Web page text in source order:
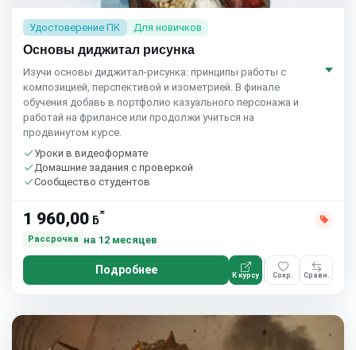
Удостоверение ПК Для новичков
Основы диджитал рисунка
Изучи основы диджитал-рисунка: принципы работы с
композицией, перспективой и изометрией. В финале
обучения добавь в портфолио казуального персонажа и
работай на фрилансе или продолжи учиться на
продвинутом курсе.
Уроки в видеоформате
Домашние задания с проверкой
Сообщество студентов
1 960,00 ƃ*
Рассрочка на 12 месяцев
Подробнее К курсу Сохр. Сравн.